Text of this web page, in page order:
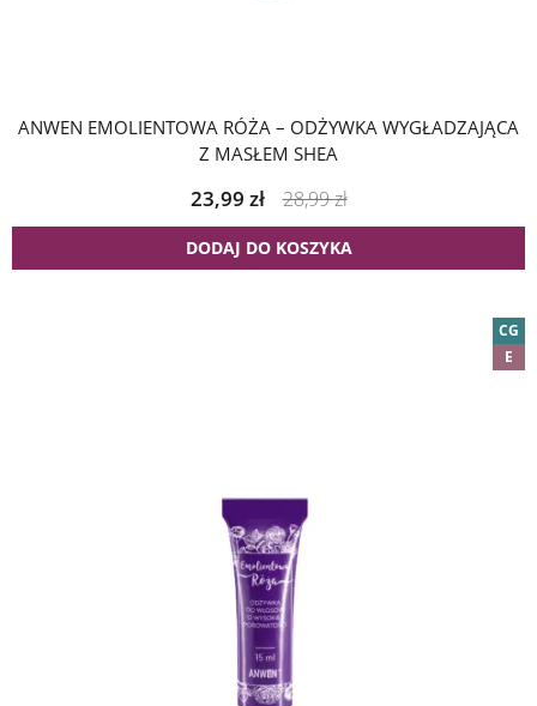
ANWEN EMOLIENTOWA RÓŻA – ODŻYWKA WYGŁADZAJĄCA
Z MASŁEM SHEA
23,99 zł 28,99zł
DODAJ DO KOSZYKA
CG
E